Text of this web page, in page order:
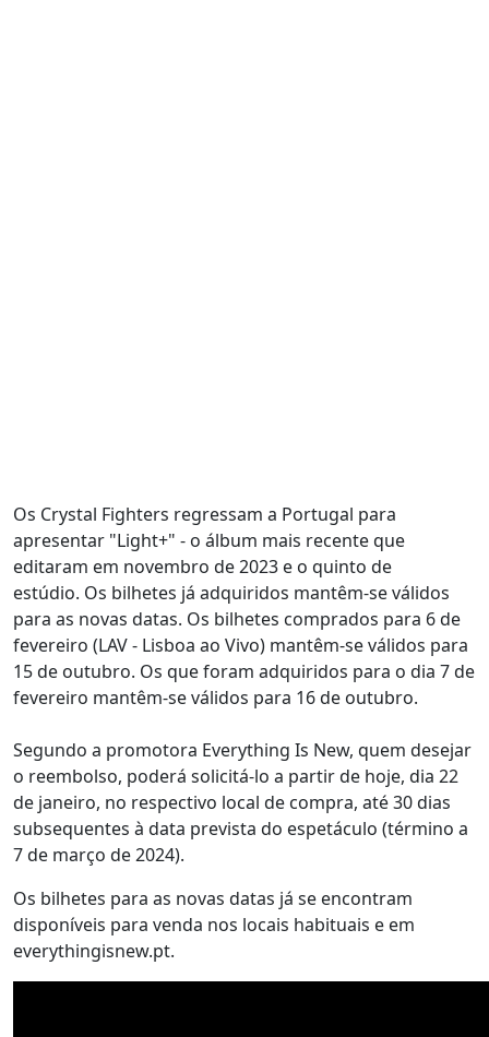
Os Crystal Fighters regressam a Portugal para
apresentar "Light+" - o álbum mais recente que
editaram em novembro de 2023 e o quinto de
estúdio. Os bilhetes já adquiridos mantêm-se válidos
para as novas datas. Os bilhetes comprados para 6 de
fevereiro (LAV - Lisboa ao Vivo) mantêm-se válidos para
15 de outubro. Os que foram adquiridos para o dia 7 de
fevereiro mantêm-se válidos para 16 de outubro.
Segundo a promotora Everything Is New, quem desejar
o reembolso, poderá solicitá-lo a partir de hoje, dia 22
de janeiro, no respectivo local de compra, até 30 dias
subsequentes à data prevista do espetáculo (término a
7 de março de 2024).
Os bilhetes para as novas datas já se encontram
disponíveis para venda nos locais habituais e em
everythingisnew.pt.